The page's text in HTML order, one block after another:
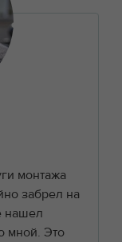
монтажа
забрел на
нашел
мной. Это